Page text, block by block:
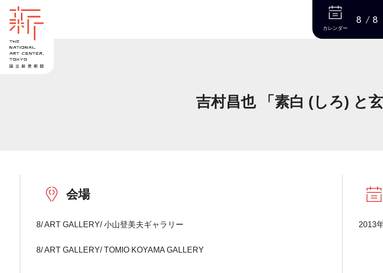
本文へ
カレンダー
8 8
吉村昌也 「素白 (しろ) と
会場
8/ ART GALLERY/ 小山登美夫ギャラリー
8/ ART GALLERY/ TOMIO KOYAMA GALLERY
2013